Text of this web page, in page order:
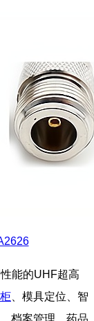
能的UHF超高
、模具定位、智
、档案管理、药品